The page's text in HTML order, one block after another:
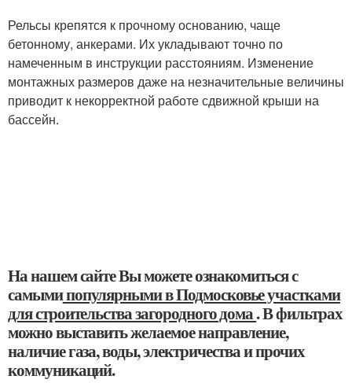
Рельсы крепятся к прочному основанию, чаще
бетонному, анкерами. Их укладывают точно по
намеченным в инструкции расстояниям. Изменение
монтажных размеров даже на незначительные величины
приводит к некорректной работе сдвижной крыши на
бассейн.
На нашем сайте Вы можете ознакомиться с
самымипопулярными в Подмосковье участками
для строительства загородного дома. В фильтрах
можно выставить желаемое направление,
наличие газа, воды, электричества и прочих
коммуникаций.